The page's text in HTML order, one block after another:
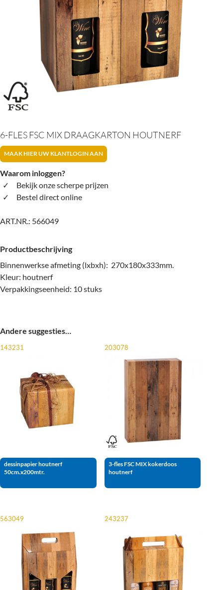
6-FLES FSC MIX DRAAGKARTON HOUTNERF
MAAK HIER UW KLANTLOGIN AAN
Waarom inloggen?
Bekijk onze scherpe prijzen
Bestel direct online
ART.NR.: 566049
Productbeschrijving
Binnenwerkse afmeting (lxbxh): 270x180x333mm.
Kleur: houtnerf
Verpakkingseenheid: 10 stuks
Andere suggesties…
143231
dessinpapier houtnerf
50cm.x200mtr.
203078
3-fles FSC MIX kokerdoos
houtnerf
563049 243237